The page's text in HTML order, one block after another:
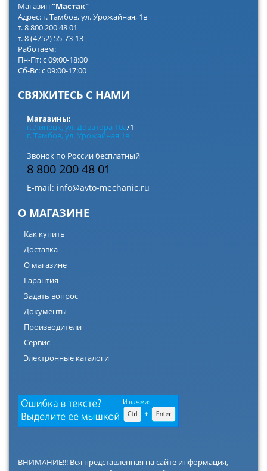
Магазин"Мастак"
Адрес: г. Тамбов, ул. Урожайная, 1в
т. 8 800 200 48 01
т. 8 (4752) 55-73-13
Работаем:
Пн-Пт: с 09:00-18:00
Сб-Вс: с 09:00-17:00
СВЯЖИТЕСЬ С НАМИ
Магазины:
г. Липецк, ул. Доватора 10а/1
г. Тамбов, ул. Урожайная 1в
Звонок по России бесплатный
8 800 200 48 01
E-mail: info@avto-mechanic.ru
О МАГАЗИНЕ
Как купить
Доставка
О магазине
Гарантия
Задать вопрос
Документы
Производители
Сервис
Электронные каталоги
ВНИМАНИЕ!!! Вся представленная на сайте информация,